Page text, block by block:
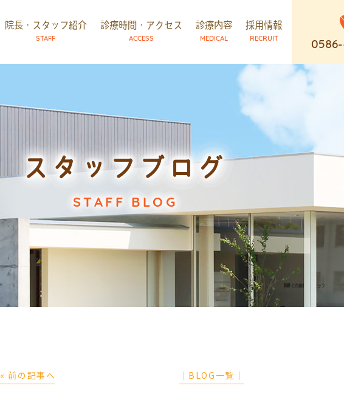
院長・スタッフ紹介
STAFF
診療時間・アクセス
ACCESS
診療内容
MEDICAL
採用情報
RECRUIT
スタッフブログ
STAFF BLOG
« 前の記事へ │BLOG一覧│